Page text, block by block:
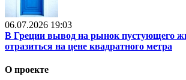
06.07.2026 19:03
В Греции вывод на рынок пустующего
отразиться на цене квадратного метра
О проекте